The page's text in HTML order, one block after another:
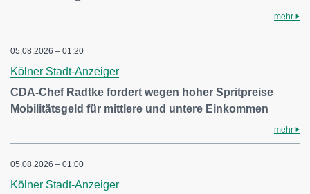
mehr
05.08.2026 – 01:20
Kölner Stadt-Anzeiger
CDA-Chef Radtke fordert wegen hoher Spritpreise
Mobilitätsgeld für mittlere und untere Einkommen
mehr
05.08.2026 – 01:00
Kölner Stadt-Anzeiger